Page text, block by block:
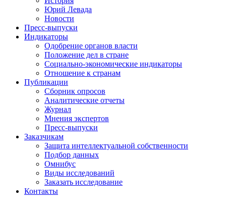
Юрий Левада
Новости
Пресс-выпуски
Индикаторы
Одобрение органов власти
Положение дел в стране
Социально-экономические индикаторы
Отношение к странам
Публикации
Сборник опросов
Аналитические отчеты
Журнал
Мнения экспертов
Пресс-выпуски
Заказчикам
Защита интеллектуальной собственности
Подбор данных
Омнибус
Виды исследований
Заказать исследование
Контакты